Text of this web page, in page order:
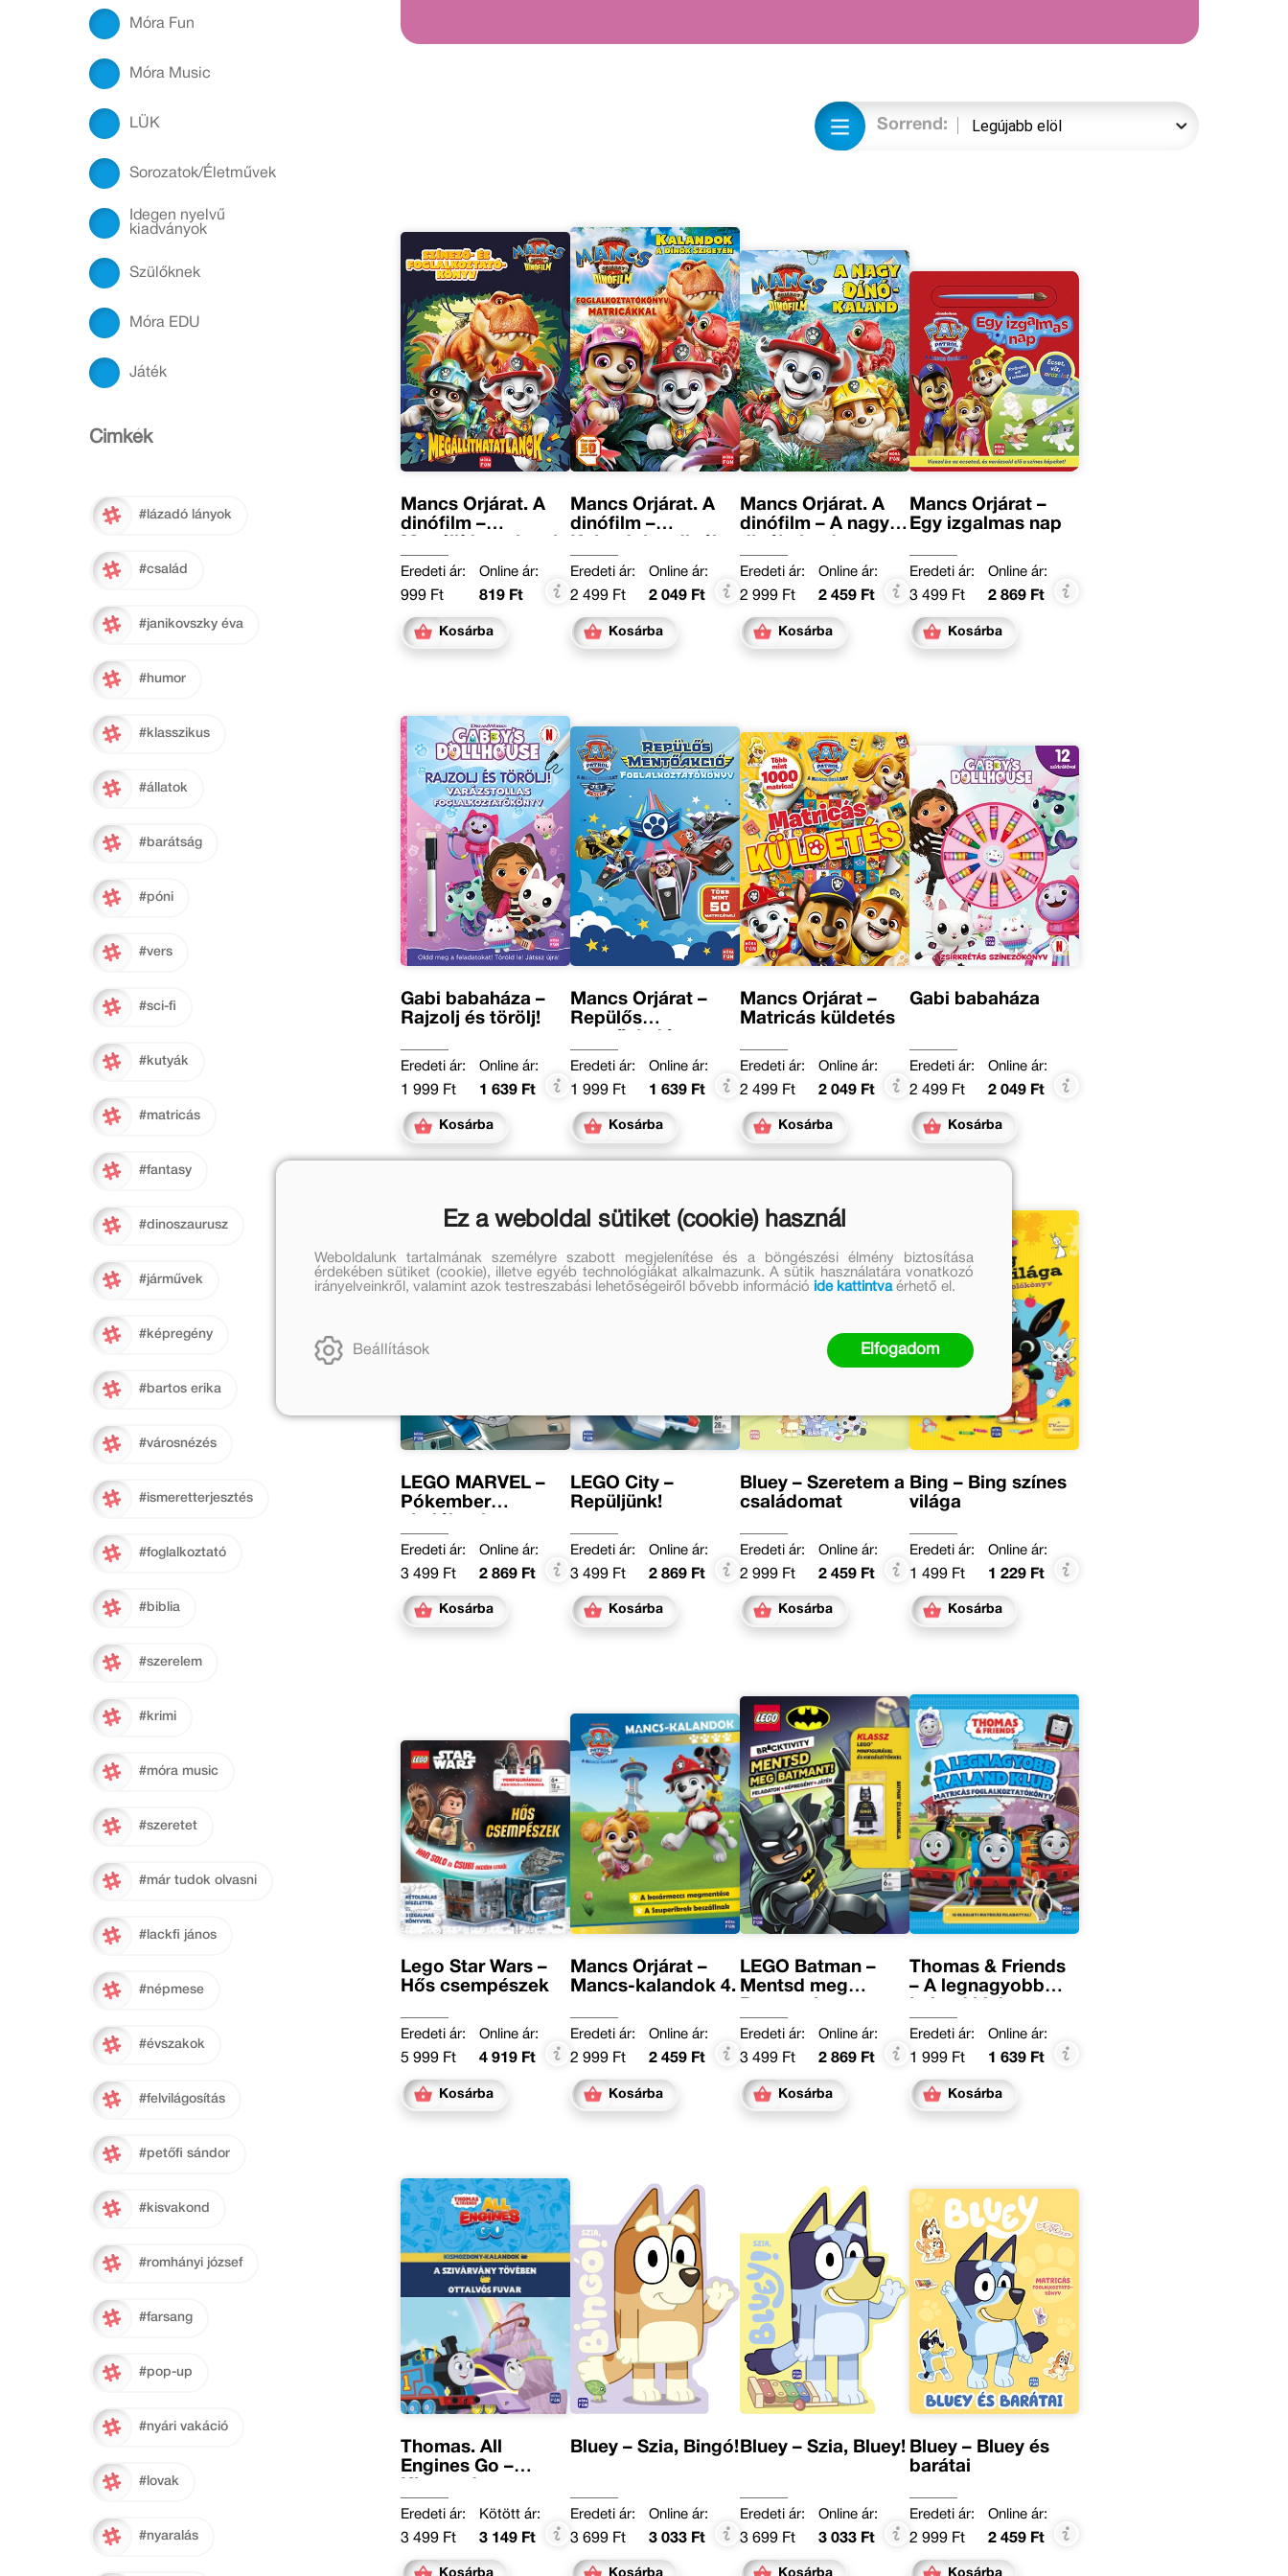
Móra Fun
Móra Music
LÜK
Sorozatok/Életművek
Idegen nyelvű
kiadványok
Szülőknek
Móra EDU
Játék
Cimkék
#lázadó lányok
#család
#janikovszky éva
#humor
#klasszikus
#állatok
#barátság
#póni
#vers
#sci-fi
#kutyák
#matricás
#fantasy
#dinoszaurusz
#járművek
#képregény
#bartos erika
#városnézés
#ismeretterjesztés
#foglalkoztató
#biblia
#szerelem
#krimi
#móra music
#szeretet
#már tudok olvasni
#lackfi jános
#népmese
#évszakok
#felvilágosítás
#petőfi sándor
#kisvakond
#romhányi józsef
#farsang
#pop-up
#nyári vakáció
#lovak
#nyaralás
labirintusokon, vagy
Sorrend:
Mancs Őrjárat. A
dinófilm –
Eredeti ár:
999 Ft
Online ár:
819 Ft
Kosárba
Mancs Őrjárat. A
dinófilm –
szigetén
Eredeti ár:
2 499 Ft
Online ár:
2 049 Ft
Kosárba
Mancs Őrjárat. A
dinófilm – A nagy
Eredeti ár:
2 999 Ft
Online ár:
2 459 Ft
Kosárba
Mancs Őrjárat –
Egy izgalmas nap
Eredeti ár:
3 499 Ft
Online ár:
2 869 Ft
Kosárba
Gabi babaháza –
Rajzolj és törölj!
Eredeti ár:
1 999 Ft
Online ár:
1 639 Ft
Kosárba
Mancs Őrjárat –
Repülős
Eredeti ár:
1 999 Ft
Online ár:
1 639 Ft
Kosárba
Mancs Őrjárat –
Matricás küldetés
Eredeti ár:
2 499 Ft
Online ár:
2 049 Ft
Kosárba
Gabi babaháza
Eredeti ár:
2 499 Ft
Online ár:
2 049 Ft
Kosárba
LEGO MARVEL –
Pókember
Eredeti ár:
3 499 Ft
Online ár:
2 869 Ft
Kosárba
LEGO City –
Repüljünk!
Eredeti ár:
3 499 Ft
Online ár:
2 869 Ft
Kosárba
Bluey – Szeretem a
családomat
Eredeti ár:
2 999 Ft
Online ár:
2 459 Ft
Kosárba
Bing – Bing színes
világa
Eredeti ár:
1 499 Ft
Online ár:
1 229 Ft
Kosárba
Lego Star Wars –
Hős csempészek
Eredeti ár:
5 999 Ft
Online ár:
4 919 Ft
Kosárba
Mancs Őrjárat –
Mancs-kalandok 4.
Eredeti ár:
2 999 Ft
Online ár:
2 459 Ft
Kosárba
LEGO Batman –
Mentsd meg
Eredeti ár:
3 499 Ft
Online ár:
2 869 Ft
Kosárba
Thomas & Friends
– A legnagyobb
Eredeti ár:
1 999 Ft
Online ár:
1 639 Ft
Kosárba
Thomas. All
Engines Go –
kalandok 1.
Eredeti ár:
3 499 Ft
Kötött ár:
3 149 Ft
Kosárba
Bluey – Szia, Bingó!
Eredeti ár:
3 699 Ft
Online ár:
3 033 Ft
Kosárba
Bluey – Szia, Bluey!
Eredeti ár:
3 699 Ft
Online ár:
3 033 Ft
Kosárba
Bluey – Bluey és
barátai
Eredeti ár:
2 999 Ft
Online ár:
2 459 Ft
Kosárba
Ez a weboldal sütiket (cookie) használ
Weboldalunk tartalmának személyre szabott megjelenítése és a böngészési élmény biztosítása
érdekében sütiket (cookie), illetve egyéb technológiákat alkalmazunk. A sütik használatára vonatkozó
irányelveinkről, valamint azok testreszabási lehetőségeiről bővebb információ ide kattintvaérhető el.
Beállítások Elfogadom